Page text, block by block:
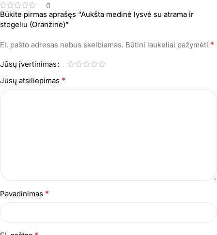
0
Būkite pirmas aprašęs “Aukšta medinė lysvė su atrama ir
stogeliu (Oranžinė)”
El. pašto adresas nebus skelbiamas. Būtini laukeliai pažymėti *
Jūsų įvertinimas
Jūsų atsiliepimas *
Pavadinimas *